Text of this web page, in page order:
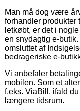
Man må dog være
forhandler produkter
letkøbt, er det i
en snydagtig e-
omsluttet af
bedrageriske e-
Vi anbefaler
mobilen. Som et
f.eks. ViaBill, ifald
længere tidsrum.